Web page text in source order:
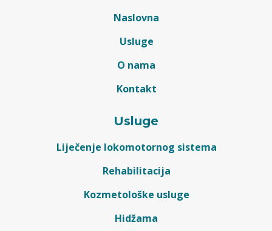
Naslovna
Usluge
O nama
Kontakt
Usluge
Liječenje lokomotornog sistema
Rehabilitacija
Kozmetološke usluge
Hidžama